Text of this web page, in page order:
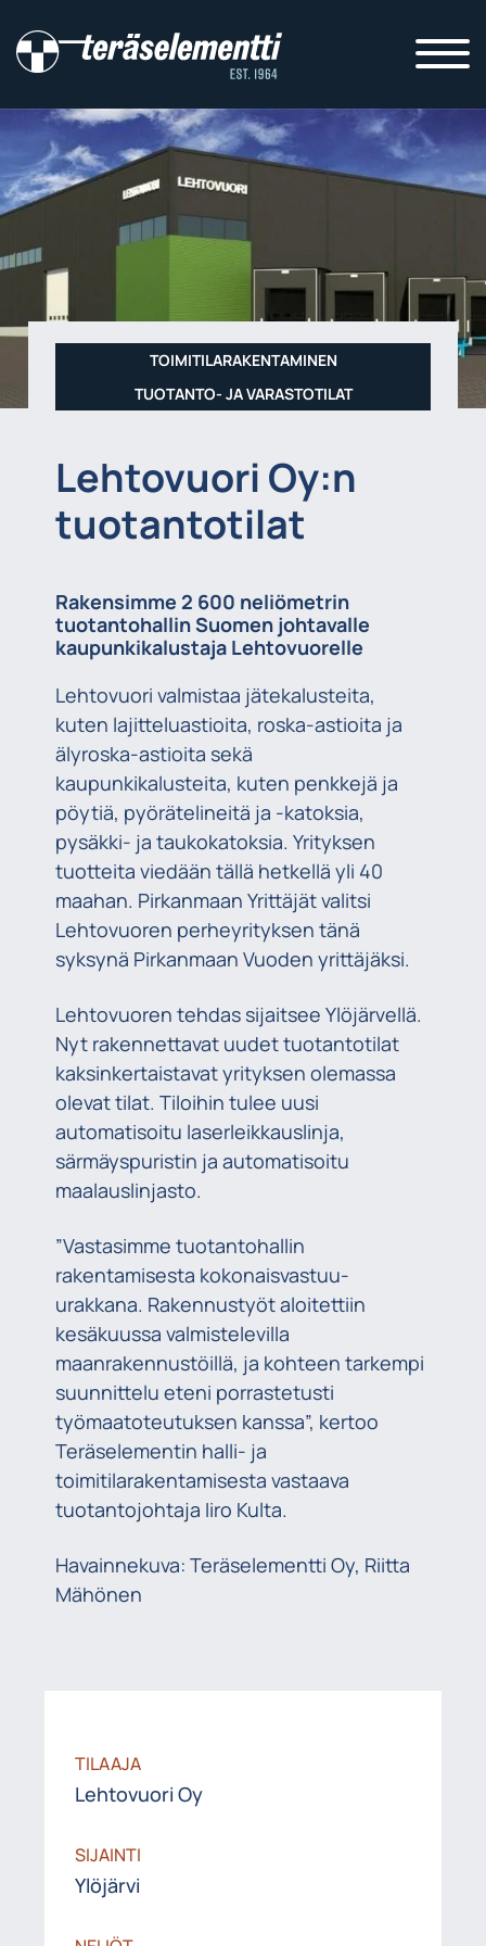
TOIMITILARAKENTAMINEN
TUOTANTO- JA VARASTOTILAT
Lehtovuori Oy:n
tuotantotilat
Rakensimme 2 600 neliömetrin
tuotantohallin Suomen johtavalle
kaupunkikalustaja Lehtovuorelle
Lehtovuori valmistaa jätekalusteita,
kuten lajitteluastioita, roska-astioita ja
älyroska-astioita sekä
kaupunkikalusteita, kuten penkkejä ja
pöytiä, pyörätelineitä ja -katoksia,
pysäkki- ja taukokatoksia. Yrityksen
tuotteita viedään tällä hetkellä yli 40
maahan. Pirkanmaan Yrittäjät valitsi
Lehtovuoren perheyrityksen tänä
syksynä Pirkanmaan Vuoden yrittäjäksi.
Lehtovuoren tehdas sijaitsee Ylöjärvellä.
Nyt rakennettavat uudet tuotantotilat
kaksinkertaistavat yrityksen olemassa
olevat tilat. Tiloihin tulee uusi
automatisoitu laserleikkauslinja,
särmäyspuristin ja automatisoitu
maalauslinjasto.
”Vastasimme tuotantohallin
rakentamisesta kokonaisvastuu-
urakkana. Rakennustyöt aloitettiin
kesäkuussa valmistelevilla
maanrakennustöillä, ja kohteen tarkempi
suunnittelu eteni porrastetusti
työmaatoteutuksen kanssa”, kertoo
Teräselementin halli- ja
toimitilarakentamisesta vastaava
tuotantojohtaja Iiro Kulta.
Havainnekuva: Teräselementti Oy, Riitta
Mähönen
TILAAJA
Lehtovuori Oy
SIJAINTI
Ylöjärvi